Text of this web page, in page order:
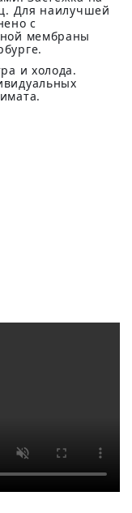
Для наилучшей
с
мембраны
и холода.